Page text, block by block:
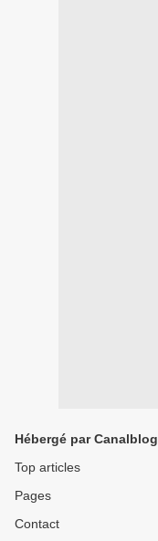
Hébergé par Canalblog
Top articles
Pages
Contact